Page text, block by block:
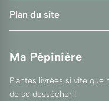
Plan du site
Ma Pépinière
Plantes livrées si vite que
de se dessécher !